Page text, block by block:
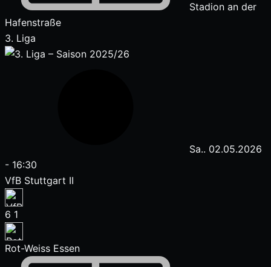
Stadion an der
Hafenstraße
3. Liga
Sa.. 02.05.2026
- 16:30
VfB Stuttgart II
6 1
Rot-Weiss Essen